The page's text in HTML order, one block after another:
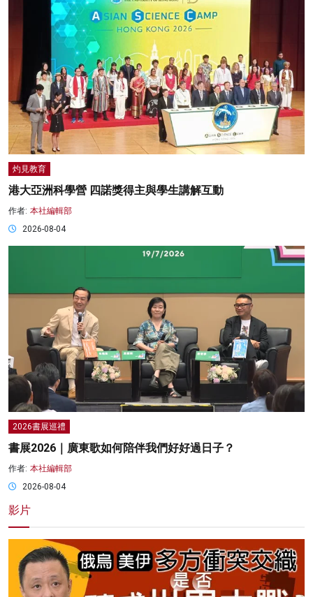
灼見教育
港大亞洲科學營 四諾獎得主與學生講解互動
作者: 本社編輯部
2026-08-04
2026書展巡禮
書展2026｜廣東歌如何陪伴我們好好過日子？
作者: 本社編輯部
2026-08-04
影片